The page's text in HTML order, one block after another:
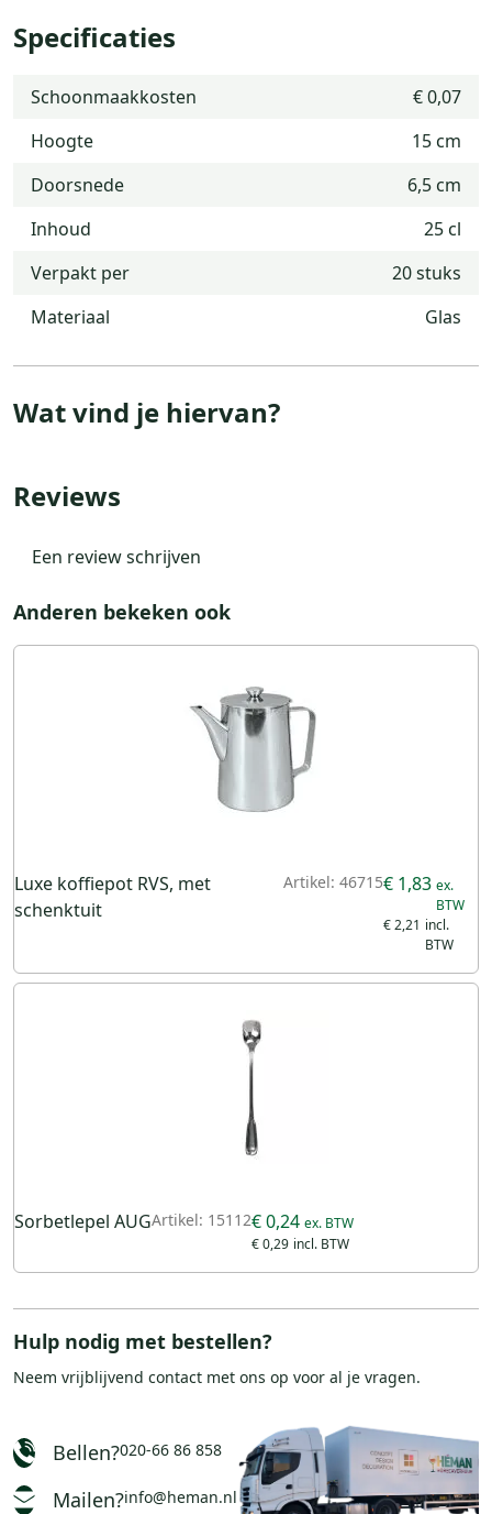
Specificaties
Schoonmaakkosten
€ 0,07
Hoogte
15 cm
Doorsnede
6,5 cm
Inhoud
25 cl
Verpakt per
20 stuks
Materiaal
Glas
Wat vind je hiervan?
Reviews
Een review schrijven
Anderen bekeken ook
Luxe koffiepot RVS, met
schenktuit
Artikel: 46715
€ 2,21
€ 1,83
Sorbetlepel AUGArtikel: 15112
€ 0,29
€ 0,24
Hulp nodig met bestellen?
Neem vrijblijvend contact met ons op voor al je vragen.
Bellen?020-66 86 858
Mailen?info@heman.nl